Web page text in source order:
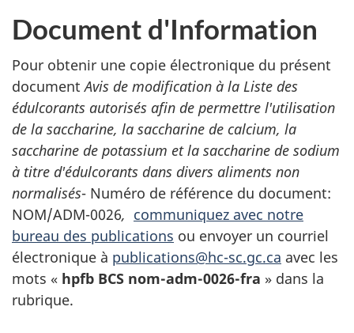
Document d'Information
Pour obtenir une copie électronique du présent
documentAvis de modification à la Liste des
édulcorants autorisés afin de permettre l'utilisation
de la saccharine, la saccharine de calcium, la
saccharine de potassium et la saccharine de sodium
à titre d'édulcorants dans divers aliments non
normalisés- Numéro de référence du document:
NOM/ADM-0026, communiquez avec notre
bureau des publications ou envoyer un courriel
électronique à publications@hc-sc.gc.ca avec les
mots « hpfb BCS nom-adm-0026-fra » dans la
rubrique.